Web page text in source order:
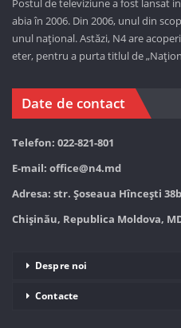
Postul de televiziune a fost lansat
abia în 2006. Din 2006, unul din
unul național. Astăzi, N4 are
eter, pentru a purta titlul de
Date de contact
Telefon: 022-821-801
E-mail: office@n4.md
Adresa: str. Șoseaua Hînceşti
Chișinău, Republica Moldova,
Despre noi
Contacte